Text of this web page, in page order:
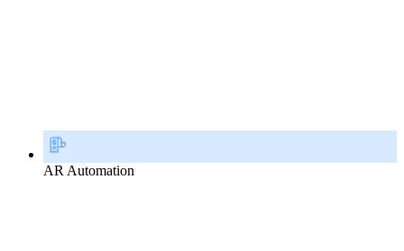
AR Automation